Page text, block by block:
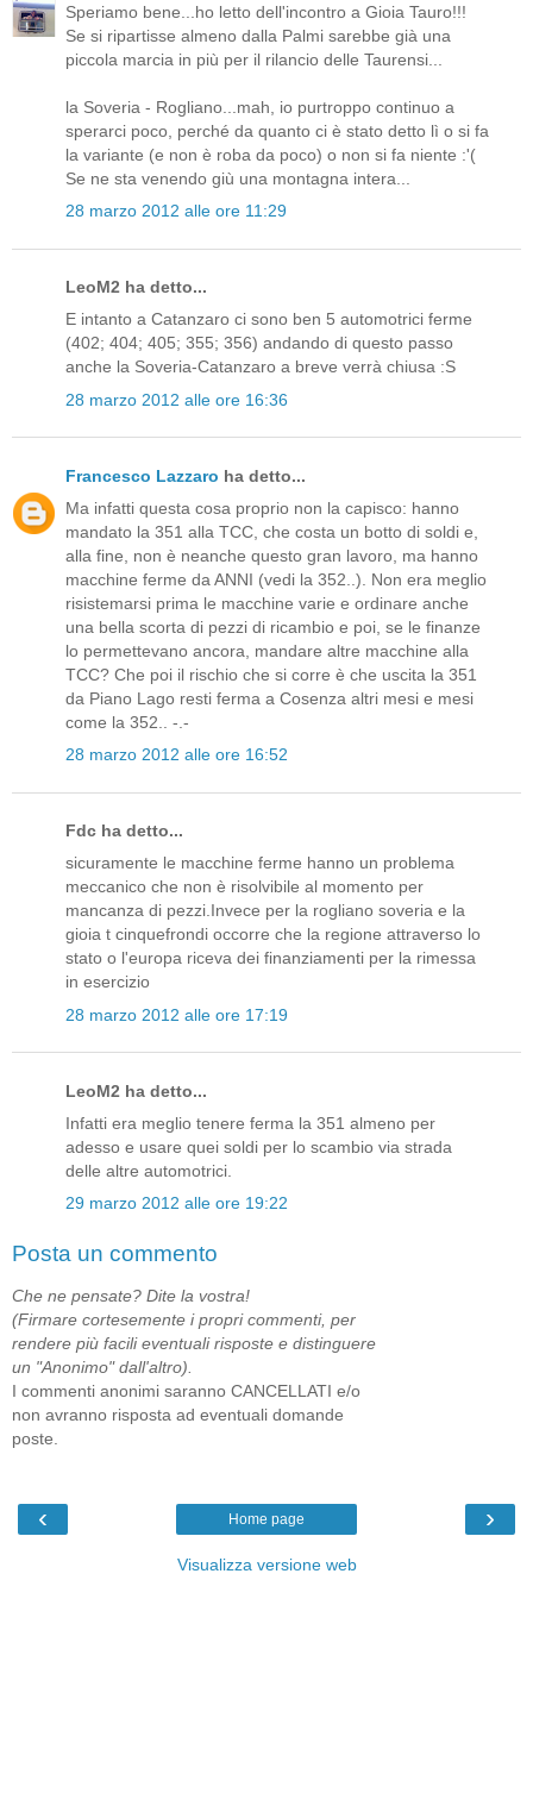
Speriamo bene...ho letto dell'incontro a Gioia Tauro!!!
Se si ripartisse almeno dalla Palmi sarebbe già una
piccola marcia in più per il rilancio delle Taurensi...
la Soveria - Rogliano...mah, io purtroppo continuo a
sperarci poco, perché da quanto ci è stato detto lì o si fa
la variante (e non è roba da poco) o non si fa niente :'(
Se ne sta venendo giù una montagna intera...
28 marzo 2012 alle ore 11:29
LeoM2 ha detto...
E intanto a Catanzaro ci sono ben 5 automotrici ferme
(402; 404; 405; 355; 356) andando di questo passo
anche la Soveria-Catanzaro a breve verrà chiusa :S
28 marzo 2012 alle ore 16:36
Francesco Lazzaro ha detto...
Ma infatti questa cosa proprio non la capisco: hanno
mandato la 351 alla TCC, che costa un botto di soldi e,
alla fine, non è neanche questo gran lavoro, ma hanno
macchine ferme da ANNI (vedi la 352..). Non era meglio
risistemarsi prima le macchine varie e ordinare anche
una bella scorta di pezzi di ricambio e poi, se le finanze
lo permettevano ancora, mandare altre macchine alla
TCC? Che poi il rischio che si corre è che uscita la 351
da Piano Lago resti ferma a Cosenza altri mesi e mesi
come la 352.. -.-
28 marzo 2012 alle ore 16:52
Fdc ha detto...
sicuramente le macchine ferme hanno un problema
meccanico che non è risolvibile al momento per
mancanza di pezzi.Invece per la rogliano soveria e la
gioia t cinquefrondi occorre che la regione attraverso lo
stato o l'europa riceva dei finanziamenti per la rimessa
in esercizio
28 marzo 2012 alle ore 17:19
LeoM2 ha detto...
Infatti era meglio tenere ferma la 351 almeno per
adesso e usare quei soldi per lo scambio via strada
delle altre automotrici.
29 marzo 2012 alle ore 19:22
Posta un commento
Che ne pensate? Dite la vostra!
(Firmare cortesemente i propri commenti, per
rendere più facili eventuali risposte e distinguere
un "Anonimo" dall'altro).
I commenti anonimi saranno CANCELLATI e/o
non avranno risposta ad eventuali domande
poste.
‹ ›
Home page
Visualizza versione web